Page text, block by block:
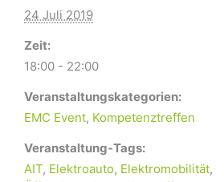
24 Juli 2019
Zeit:
18:00 - 22:00
Veranstaltungskategorien:
EMC Event, Kompetenztreffen
Veranstaltung-Tags:
AIT, Elektroauto, Elektromobilität,